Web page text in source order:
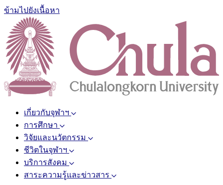
ข้ามไปยังเนื้อหา
เกี่ยวกับจุฬาฯ
การศึกษา
วิจัยและนวัตกรรม
ชีวิตในจุฬาฯ
บริการสังคม
สาระความรู้และข่าวสาร